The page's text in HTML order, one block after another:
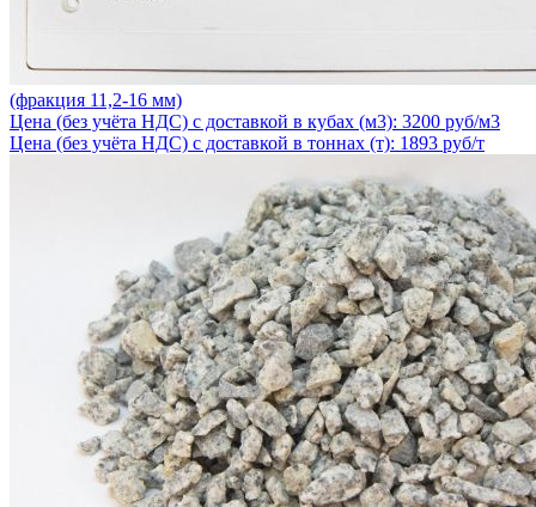
(фракция 11,2-16 мм)
Цена (без учёта НДС) с доставкой в кубах (м3): 3200 руб/м3
Цена (без учёта НДС) с доставкой в тоннах (т): 1893 руб/т